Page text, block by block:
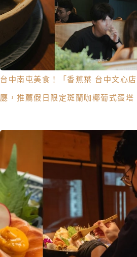
台中南屯美食！「香蕉葉 台中文心
廳，推薦假日限定斑蘭咖椰葡式蛋塔